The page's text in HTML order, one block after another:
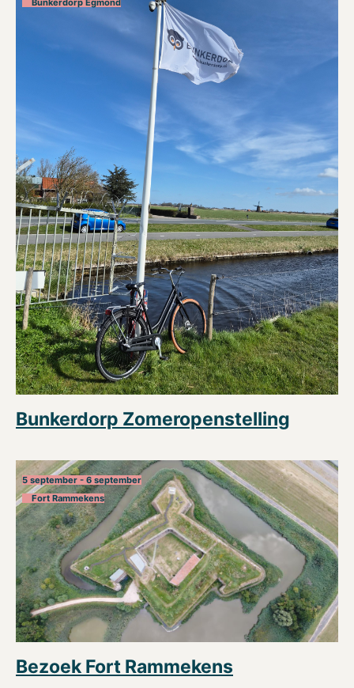
Bunkerdorp Egmond
Bunkerdorp Zomeropenstelling
5 september - 6 september
Fort Rammekens
Bezoek Fort Rammekens